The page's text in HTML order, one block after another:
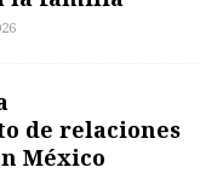
de relaciones
México